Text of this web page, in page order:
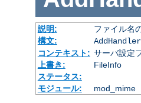
説明:
ファイル名
構文:
AddHandler
コンテキスト: サーバ設定
上書き:
FileInfo
ステータス:
モジュール:
mod_mime